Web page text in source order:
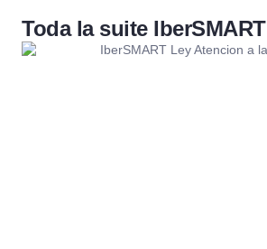
Toda la suite IberSMART